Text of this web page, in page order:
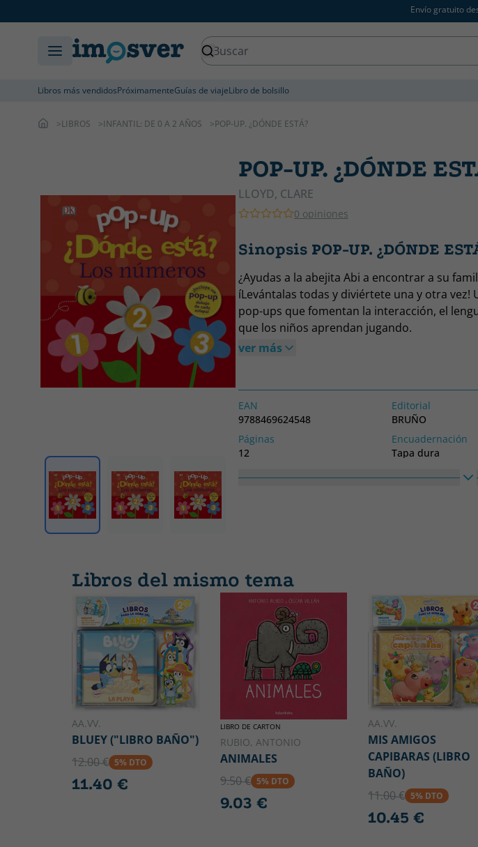
Envío gratuito
Libros más vendidosPróximamenteGuías de viajeLibro de bolsillo
LIBROS INFANTIL: DE 0 A 2 AÑOS POP-UP. ¿DÓNDE ESTÁ?
POP-UP. ¿DÓNDE
LLOYD, CLARE
0 opiniones
Sinopsis POP-UP. ¿DÓNDE
¿Ayudas a la abejita Abi a encontrar a su
íLevántalas todas y diviértete una y otra
pop-ups que fomentan la interacción, el
que los niños aprendan jugando.
ver más
EAN
9788469624548
Editorial
BRUÑO
Páginas
12
Encuadernación
Tapa dura
Libros del mismo tema
AA.VV.
BLUEY ("LIBRO BAÑO")
12.00 € 5% DTO
11.40 €
LIBRO DE CARTON
RUBIO, ANTONIO
ANIMALES
9.50 € 5% DTO
9.03 €
AA.VV.
MIS AMIGOS
CAPIBARAS (LIBRO
BAÑO)
11.00 € 5% DTO
10.45 €